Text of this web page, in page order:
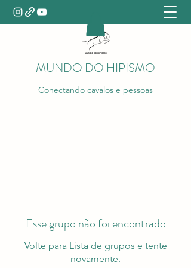
MUNDO DO HIPISMO
Conectando cavalos e pessoas
Esse grupo não foi encontrado
Volte para Lista de grupos e tente
novamente.